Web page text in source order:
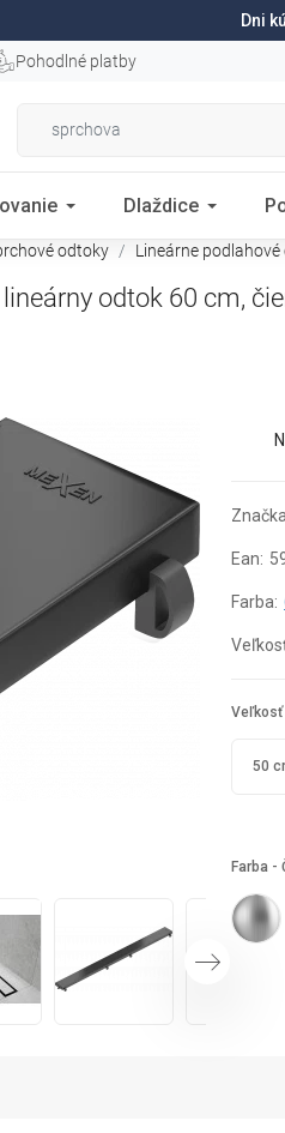
Dni
Pohodlné platby
Dlaždice
odtoky Lineárne
odtok 60 cm,
Ean:
Farba:
Veľkosť
50
Farba -